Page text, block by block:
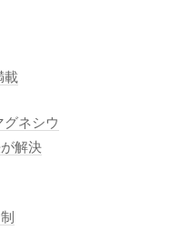
載
ネシウ
解決